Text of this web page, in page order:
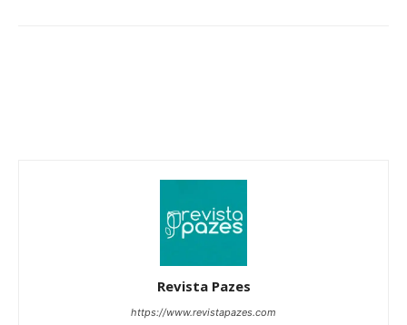
Revista Pazes
https://www.revistapazes.com